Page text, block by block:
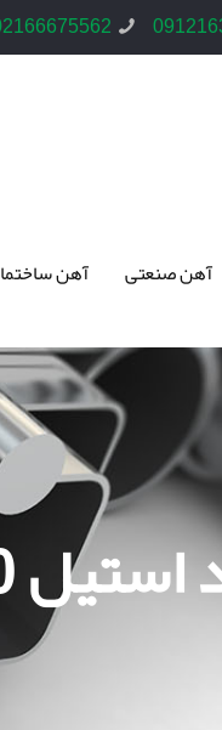
آهن صنعتی آهن
420